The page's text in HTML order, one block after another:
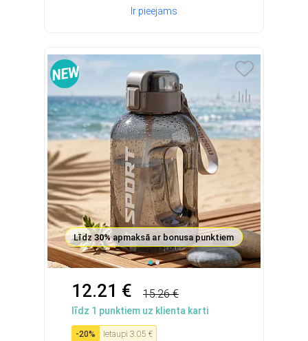
Ir pieejams
Līdz30%apmaksā ar bonusa punktiem
12.21 € 15.26 €
līdz 1 punktiem uz klienta karti
-20% Ietaupi 3.05 €